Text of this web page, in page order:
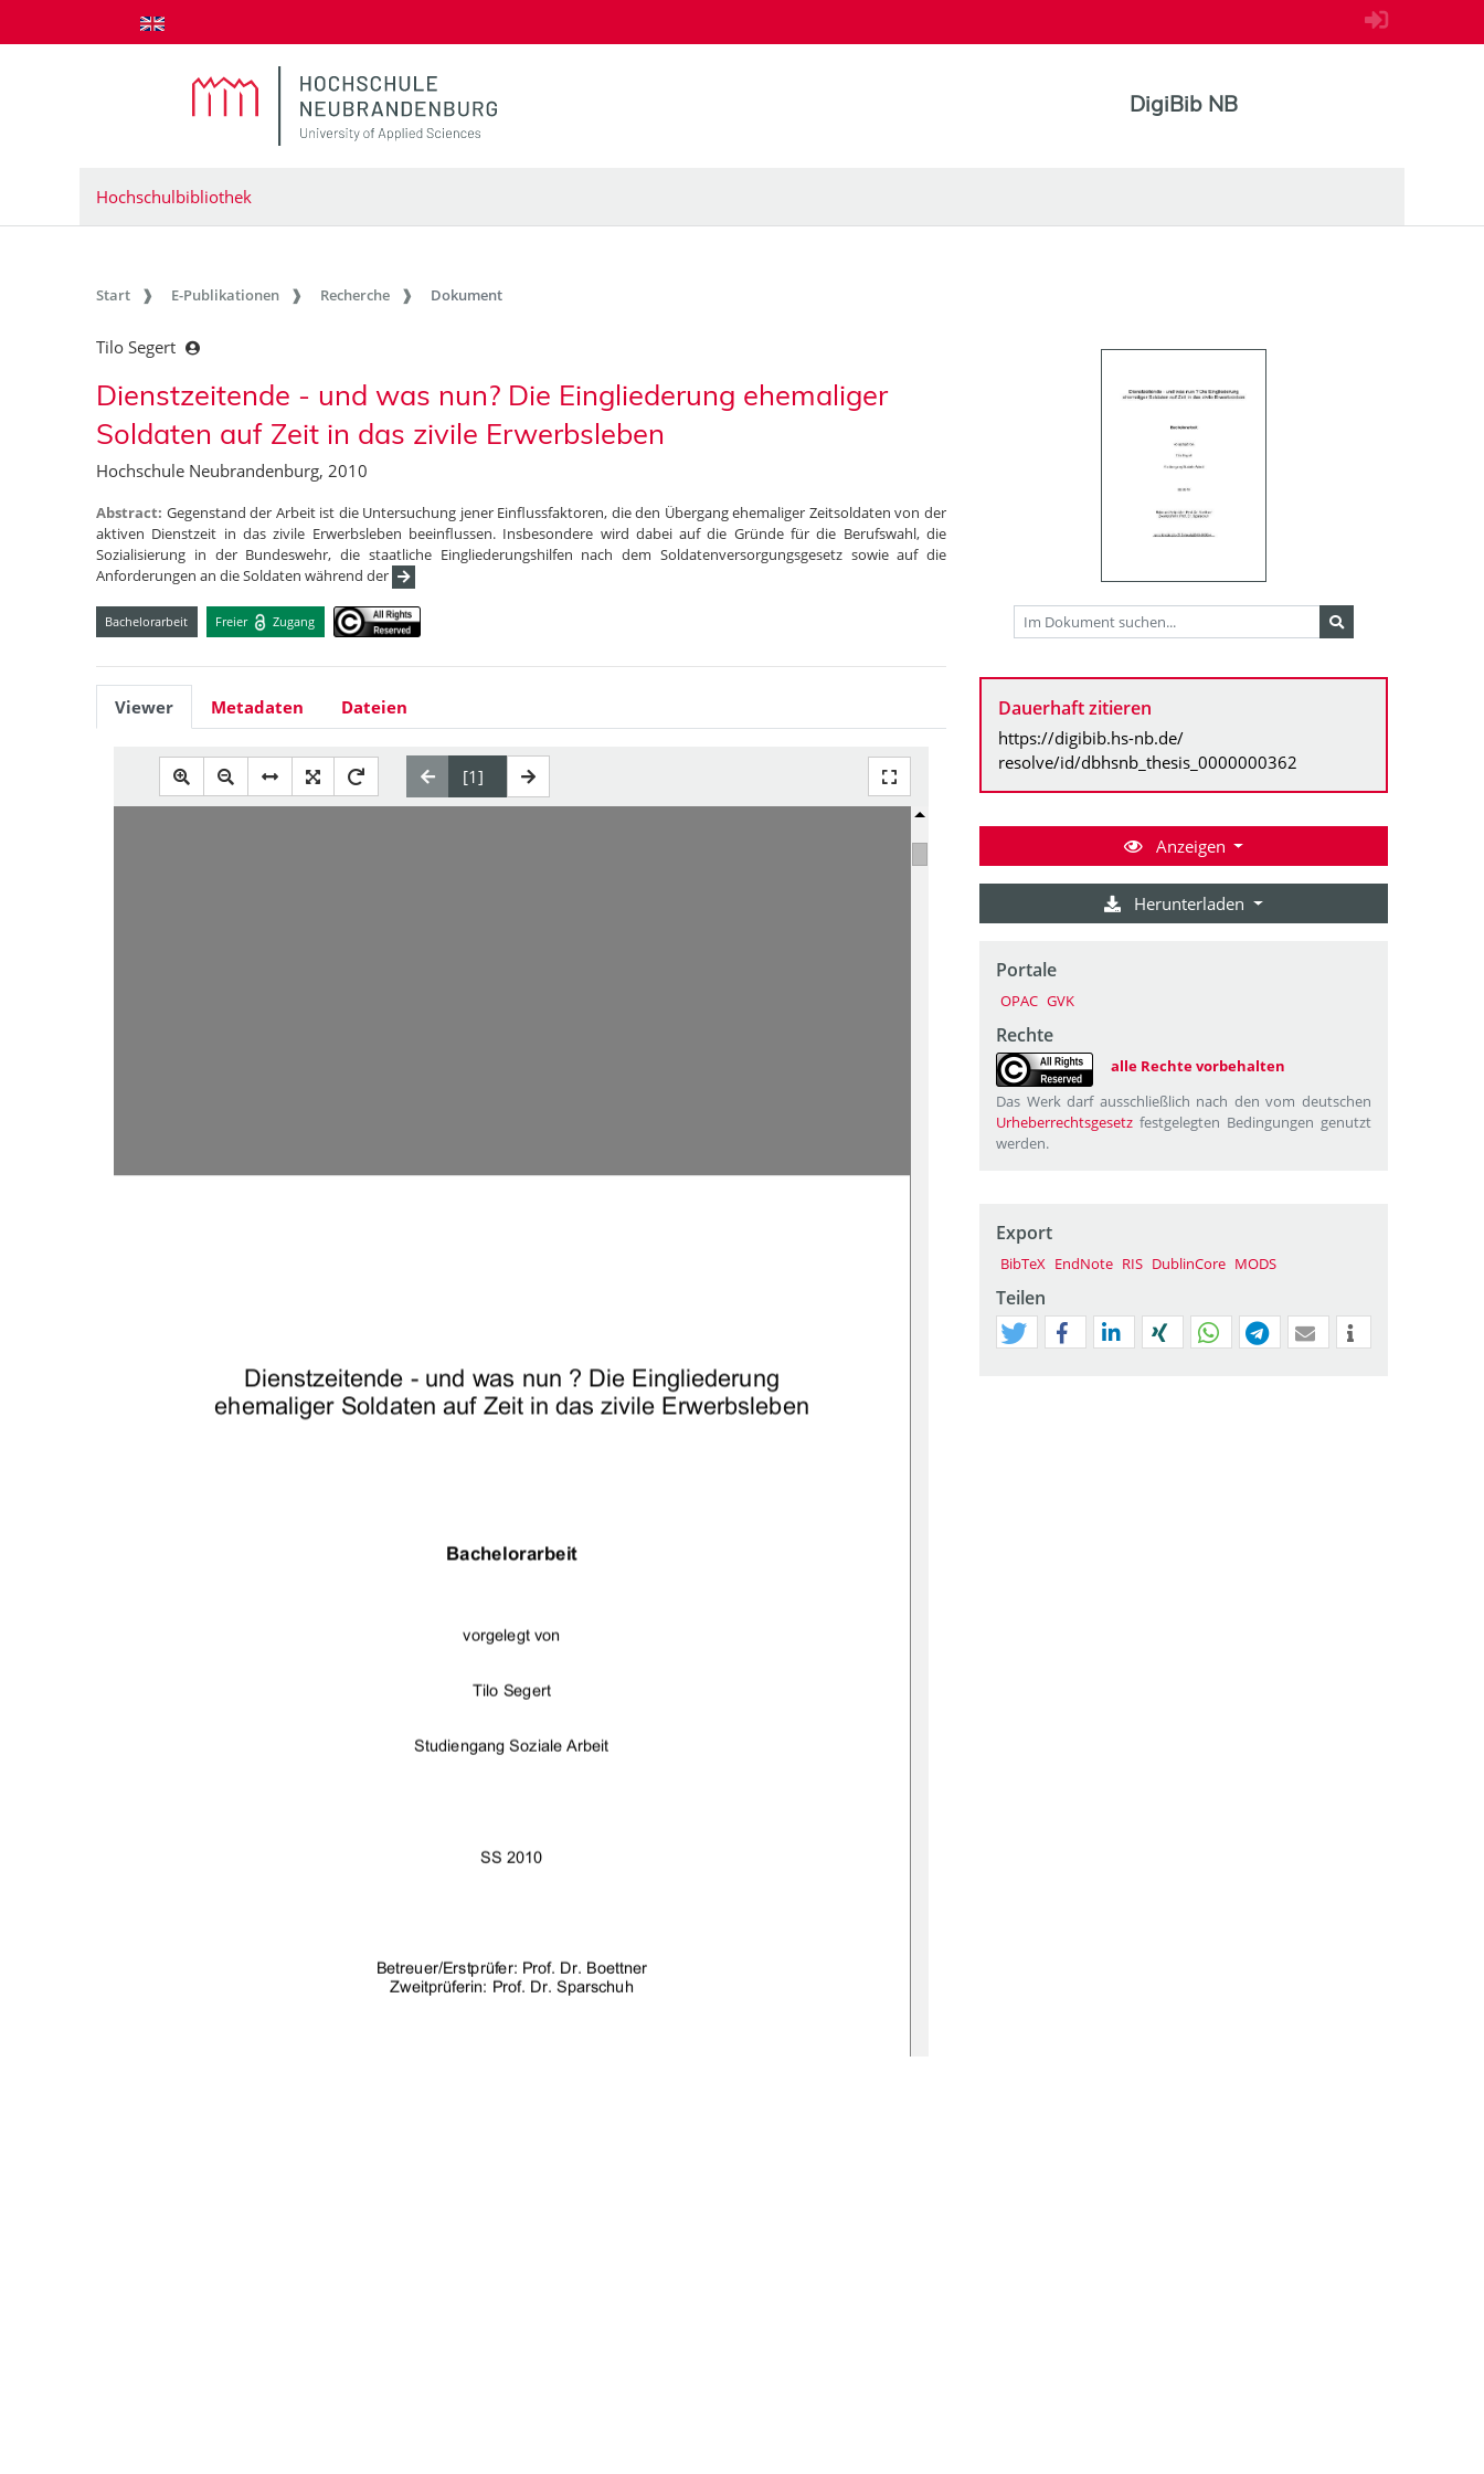
zum Inhalt springen
DigiBib NB
Hochschulbibliothek
Start E-Publikationen Recherche Dokument
Tilo Segert
Dienstzeitende - und was nun? Die Eingliederung ehemaliger
Soldaten auf Zeit in das zivile Erwerbsleben
Hochschule Neubrandenburg, 2010
Abstract: Gegenstand der Arbeit ist die Untersuchung jener Einflussfaktoren, die den Übergang ehemaliger Zeitsoldaten von der
aktiven Dienstzeit in das zivile Erwerbsleben beeinflussen. Insbesondere wird dabei auf die Gründe für die Berufswahl, die
Sozialisierung in der Bundeswehr, die staatliche Eingliederungshilfen nach dem Soldatenversorgungsgesetz sowie auf die
Anforderungen an die Soldaten während der
Bachelorarbeit Freier Zugang
Viewer Metadaten Dateien
Dienstzeitende - und was nun ? Die Eingliederung
ehemaliger Soldaten auf Zeit in das zivile Erwerbsleben
Bachelorarbeit
vorgelegt von
Tilo Segert
Studiengang Soziale Arbeit
SS 2010
Betreuer/Erstprüfer: Prof. Dr. Boettner
Zweitprüferin: Prof. Dr. Sparschuh
Dauerhaft zitieren
https://digibib.hs-nb.de/
resolve/id/dbhsnb_thesis_0000000362
Anzeigen
Herunterladen
Portale
OPAC GVK
Rechte
alle Rechte vorbehalten
Das Werk darf ausschließlich nach den vom deutschen
Urheberrechtsgesetz festgelegten Bedingungen genutzt
werden.
Export
BibTeX EndNote RIS DublinCore MODS
Teilen